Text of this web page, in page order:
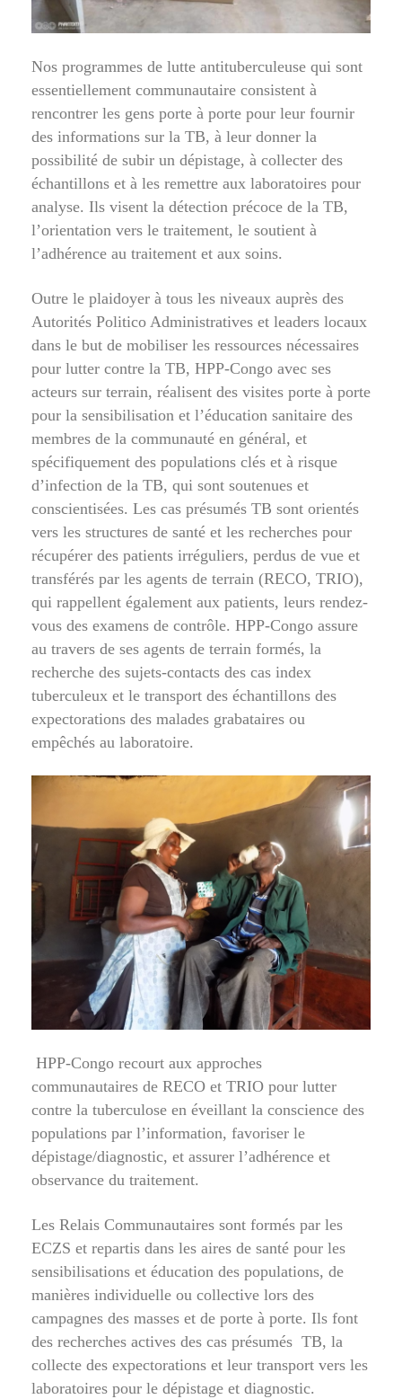
Nos programmes de lutte antituberculeuse qui sont
essentiellement communautaire consistent à
rencontrer les gens porte à porte pour leur fournir
des informations sur la TB, à leur donner la
possibilité de subir un dépistage, à collecter des
échantillons et à les remettre aux laboratoires pour
analyse. Ils visent la détection précoce de la TB,
l’orientation vers le traitement, le soutient à
l’adhérence au traitement et aux soins.
Outre le plaidoyer à tous les niveaux auprès des
Autorités Politico Administratives et leaders locaux
dans le but de mobiliser les ressources nécessaires
pour lutter contre la TB, HPP-Congo avec ses
acteurs sur terrain, réalisent des visites porte à porte
pour la sensibilisation et l’éducation sanitaire des
membres de la communauté en général, et
spécifiquement des populations clés et à risque
d’infection de la TB, qui sont soutenues et
conscientisées. Les cas présumés TB sont orientés
vers les structures de santé et les recherches pour
récupérer des patients irréguliers, perdus de vue et
transférés par les agents de terrain (RECO, TRIO),
qui rappellent également aux patients, leurs rendez-
vous des examens de contrôle. HPP-Congo assure
au travers de ses agents de terrain formés, la
recherche des sujets-contacts des cas index
tuberculeux et le transport des échantillons des
expectorations des malades grabataires ou
empêchés au laboratoire.
HPP-Congo recourt aux approches
communautaires de RECO et TRIO pour lutter
contre la tuberculose en éveillant la conscience des
populations par l’information, favoriser le
dépistage/diagnostic, et assurer l’adhérence et
observance du traitement.
Les Relais Communautaires sont formés par les
ECZS et repartis dans les aires de santé pour les
sensibilisations et éducation des populations, de
manières individuelle ou collective lors des
campagnes des masses et de porte à porte. Ils font
des recherches actives des cas présumés TB, la
collecte des expectorations et leur transport vers les
laboratoires pour le dépistage et diagnostic.